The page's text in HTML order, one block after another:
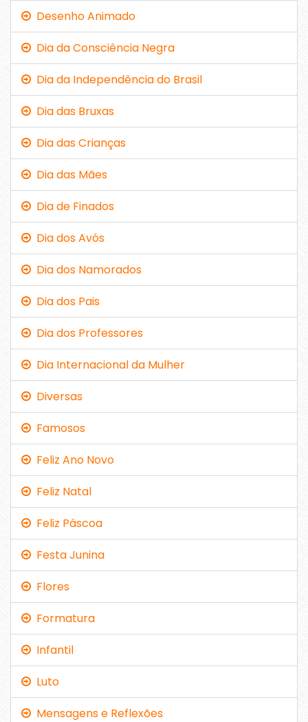
Desenho Animado
Dia da Consciência Negra
Dia da Independência do Brasil
Dia das Bruxas
Dia das Crianças
Dia das Mães
Dia de Finados
Dia dos Avós
Dia dos Namorados
Dia dos Pais
Dia dos Professores
Dia Internacional da Mulher
Diversas
Famosos
Feliz Ano Novo
Feliz Natal
Feliz Páscoa
Festa Junina
Flores
Formatura
Infantil
Luto
Mensagens e Reflexões